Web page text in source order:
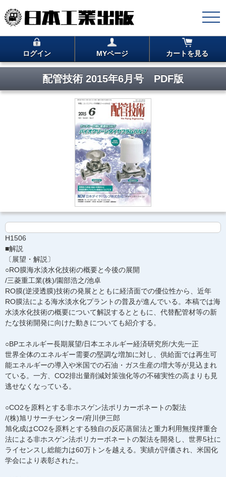
ログイン MYページ カートを見る
配管技術 2015年6月号 PDF版
H1506
■解説
〔展望・解説〕
○RO膜海水淡水化技術の概要と今後の展開
/三菱重工業(株)/園部浩之/池卓
RO膜(逆浸透膜)技術の発展とともに経済面での優位性から、近年
RO膜法による海水淡水化プラントの普及が進んでいる。本稿では海
水淡水化技術の概要について解説するとともに、代替配管材等の新
たな技術開発に向けた動きについても紹介する。
○BPエネルギー長期展望/日本エネルギー経済研究所/大先一正
世界全体のエネルギー需要の堅調な増加に対し、供給面では再生可
能エネルギーの導入や米国での石油・ガス生産の増大等が見込まれ
ている。一方、CO2排出量削減対策強化等の不確実性の高まりも見
逃せなくなっている。
○CO2を原料とする非ホスゲン法ポリカーボネートの製法
/(株)旭リサーチセンター/府川伊三郎
旭化成はCO2を原料とする独自の反応蒸留法と重力利用無撹拌重合
法による非ホスゲン法ポリカーボネートの製法を開発し、世界5社に
ライセンスし総能力は60万トンを越える。実績が評価され、米国化
学会により表彰された。